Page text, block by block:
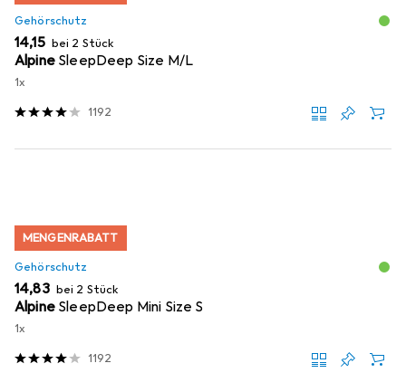
Gehörschutz
EUR
14,15 bei 2 Stück
Alpine SleepDeep Size M/L
1x
1192
MENGENRABATT
Gehörschutz
EUR
14,83 bei 2 Stück
Alpine SleepDeep Mini Size S
1x
1192